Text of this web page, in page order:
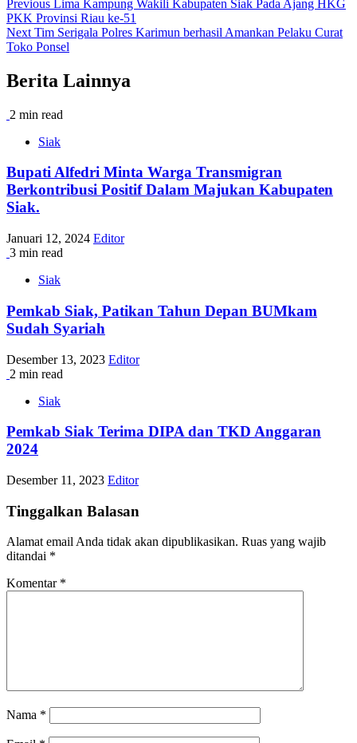
Post
navigation
Previous Lima Kampung Wakili Kabupaten Siak Pada Ajang HKG
PKK Provinsi Riau ke-51
Next Tim Serigala Polres Karimun berhasil Amankan Pelaku Curat
Toko Ponsel
Berita Lainnya
2 min read
Siak
Bupati Alfedri Minta Warga Transmigran
Berkontribusi Positif Dalam Majukan Kabupaten
Siak.
Januari 12, 2024 Editor
3 min read
Siak
Pemkab Siak, Patikan Tahun Depan BUMkam
Sudah Syariah
Desember 13, 2023 Editor
2 min read
Siak
Pemkab Siak Terima DIPA dan TKD Anggaran
2024
Desember 11, 2023 Editor
Tinggalkan Balasan
Alamat email Anda tidak akan dipublikasikan. Ruas yang wajib
ditandai *
Komentar *
Nama *